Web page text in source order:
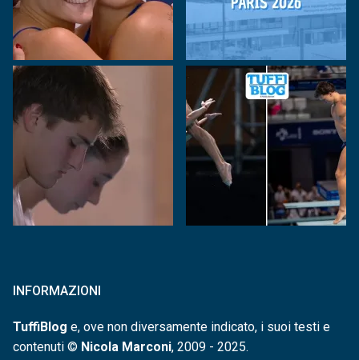
INFORMAZIONI
TuffiBlog e, ove non diversamente indicato, i suoi testi e
contenuti © Nicola Marconi, 2009 - 2025.